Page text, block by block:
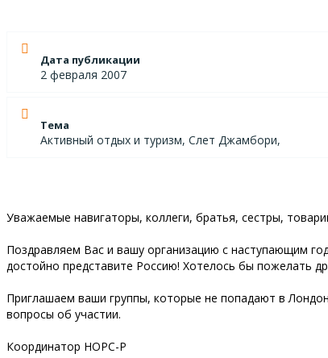
Дата публикации
2 февраля 2007
Тема
Активный отдых и туризм, Слет Джамбори,
Уважаемые навигаторы, коллеги, братья, сестры,
Поздравляем Вас и вашу организацию с наступающим
достойно представите Россию! Хотелось бы пожелать
Приглашаем ваши группы, которые не попадают в
вопросы об участии.
Координатор НОРС-Р